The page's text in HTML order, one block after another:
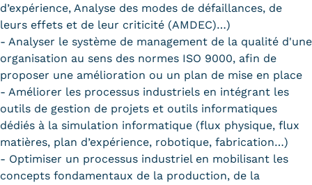
d’expérience, Analyse des modes de défaillances, de
leurs effets et de leur criticité (AMDEC)…)
- Analyser le système de management de la qualité d'une
organisation au sens des normes ISO 9000, afin de
proposer une amélioration ou un plan de mise en place
- Améliorer les processus industriels en intégrant les
outils de gestion de projets et outils informatiques
dédiés à la simulation informatique (flux physique, flux
matières, plan d’expérience, robotique, fabrication…)
- Optimiser un processus industriel en mobilisant les
concepts fondamentaux de la production, de la